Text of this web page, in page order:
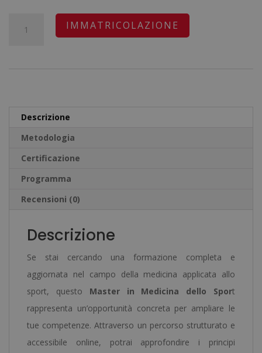
originale
era:
attuale
è:
Diploma
Certificato
quantità
IMMATRICOLAZIONE
Descrizione
Metodologia
Certificazione
Programma
Recensioni (0)
Descrizione
Se stai cercando una formazione completa e
aggiornata nel campo della medicina applicata allo
sport, questo Master in Medicina dello Sport
rappresenta un’opportunità concreta per ampliare le
tue competenze. Attraverso un percorso strutturato e
accessibile online, potrai approfondire i principi